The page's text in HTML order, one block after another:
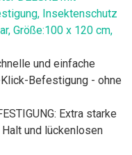
Insektenschutz
Größe:100 x 120 cm,
und einfache
Befestigung - ohne
Extra starke
und lückenlosen